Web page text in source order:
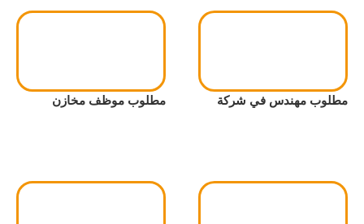
مطلوب مهندس في شركة مطلوب موظف مخازن